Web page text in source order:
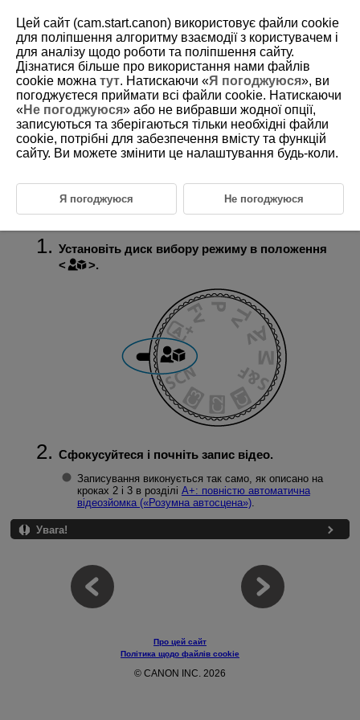
D388-031
Демонстраційне відео великим
планом
Можна надати пріоритет у фокусуванні об’єктам, розташованим
оглядів продуктів тощо.
Відрегулюйте яскравість та інші параметри на екрані швидкого
керування.
Установіть диск вибору режиму в положення
.
Сфокусуйтеся і почніть запис відео.
Записування виконується так само, як описано на
кроках 2 і 3 в розділі A+: повністю автоматична
відеозйомка («Розумна автосцена»).
Увага!
Про цей сайт
Політика щодо файлів cookie
© CANON INC. 2026
Цей сайт (cam.start.canon) використовує файли cookie
для поліпшення алгоритму взаємодії з користувачем і
для аналізу щодо роботи та поліпшення сайту.
Дізнатися більше про використання нами файлів
cookie можна тут. Натискаючи «Я погоджуюся», ви
погоджуєтеся приймати всі файли cookie. Натискаючи
«Не погоджуюся» або не вибравши жодної опції,
записуються та зберігаються тільки необхідні файли
cookie, потрібні для забезпечення вмісту та функцій
сайту. Ви можете змінити це налаштування будь-коли.
Я погоджуюся Не погоджуюся